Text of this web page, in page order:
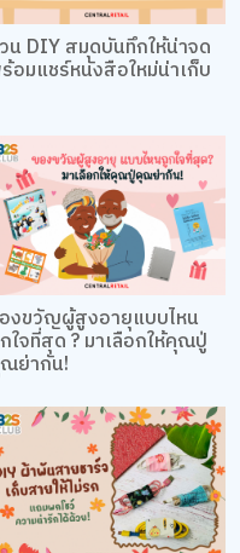
น DIY สมุดบันทึกให้น่าจด
อมแชร์หนังสือใหม่น่าเก็บ
งขวัญผู้สูงอายุแบบไหน
ใจที่สุด ? มาเลือกให้คุณปู่
ย่ากัน!